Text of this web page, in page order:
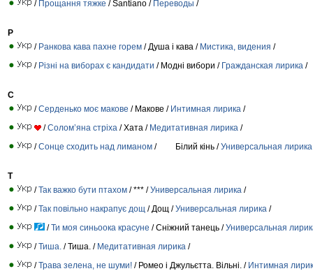
/ Прощання тяжке / Santiano / Переводы /
Р
/ Ранкова кава пахне горем / Душа і кава / Мистика, видения /
/ Різні на виборах є кандидати / Модні вибори / Гражданская лирика /
С
/Серденько моє макове / Макове / Интимная лирика /
/Солом’яна стріха / Хата / Медитативная лирика /
/Сонце сходить над лиманом / Білий кінь /Универсальная лирика
Т
/Так важко бути птахом / *** /Универсальная лирика /
/Так повільно накрапує дощ / Дощ /Универсальная лирика /
/Ти моя синьоока красуне / Сніжний танець /Универсальная
/Тиша. / Тиша. / Медитативная лирика /
/Трава зелена, не шуми! / Ромео і Джульєтта. Вільні. / Интимная